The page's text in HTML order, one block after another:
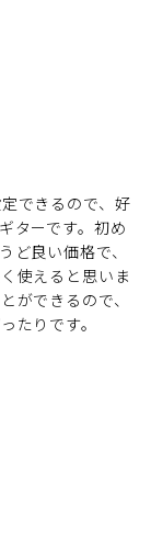
できるので、好
ターです。初め
ど良い価格で、
使えると思いま
ができるので、
たりです。